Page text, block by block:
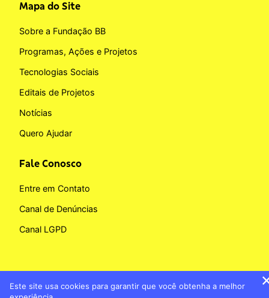
Mapa do Site
Sobre a Fundação BB
Programas, Ações e Projetos
Tecnologias Sociais
Editais de Projetos
Notícias
Quero Ajudar
Fale Conosco
Entre em Contato
Canal de Denúncias
Canal LGPD
Este site usa cookies para garantir que você obtenha a melhor